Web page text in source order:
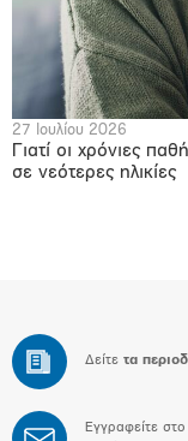
27 Ιουλίου 2026
Γιατί οι χρόνιες
σε νεότερες ηλικίες
Δείτε τα
Εγγραφείτε